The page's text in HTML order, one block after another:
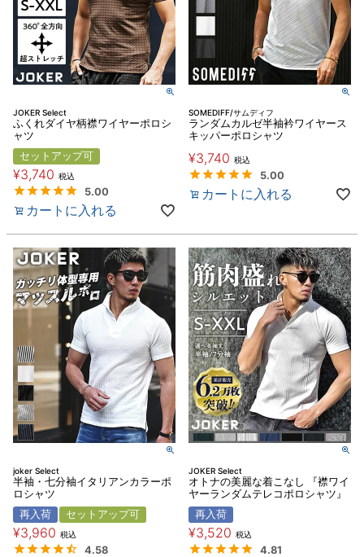
JOKER Select
ふくれダイヤ柄襟ワイヤーポロシ
ャツ
セットアップ可
¥3,740 税込
5.00
カートに入れる
SOMEDIFF/サムディフ
ランダムカルゼ半袖衿ワイヤース
キッパーポロシャツ
¥3,740 税込
5.00
カートに入れる
joker Select
半袖・七分袖イタリアンカラーポ
ロシャツ
再入荷
セットアップ可
¥3,960 税込
4.58
JOKER Select
オトナの美麗な着こなし 『襟ワイ
ヤーランダムテレコポロシャツ』
再入荷
¥3,520 税込
4.81